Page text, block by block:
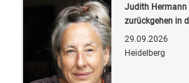
Judith Hermann
zurückgehen in
29.09.2026
Heidelberg